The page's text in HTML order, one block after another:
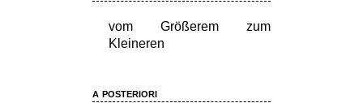
vom Größerem zum
Kleineren
a posteriori